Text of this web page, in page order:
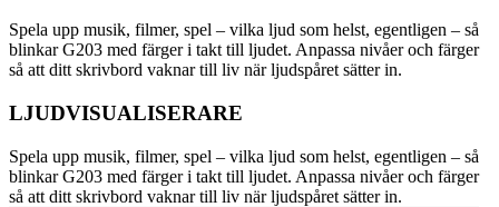
Spela upp musik, filmer, spel – vilka ljud som helst, egentligen – så
blinkar G203 med färger i takt till ljudet. Anpassa nivåer och färger
så att ditt skrivbord vaknar till liv när ljudspåret sätter in.
LJUDVISUALISERARE
Spela upp musik, filmer, spel – vilka ljud som helst, egentligen – så
blinkar G203 med färger i takt till ljudet. Anpassa nivåer och färger
så att ditt skrivbord vaknar till liv när ljudspåret sätter in.